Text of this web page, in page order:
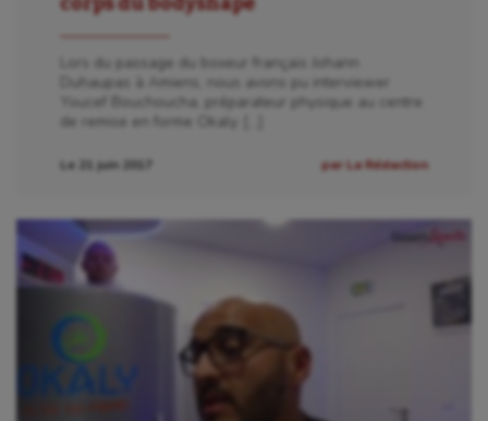
Lors du passage du boxeur français Johann
Duhaupas à Amiens, nous avons pu interviewer
Youcef Bouchoucha, préparateur physique au centre
de remise en forme Okaly. […]
Le 21 juin 2017 par La Rédaction